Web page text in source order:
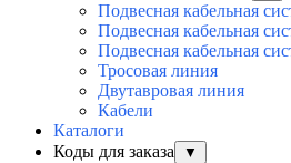
Подвесная кабельная
Подвесная кабельная
Подвесная кабельная
Тросовая линия
Двутавровая линия
Кабели
Каталоги
Коды для заказа
▼